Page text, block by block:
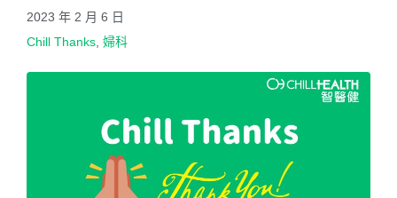
2023 年 2 月 6 日
Chill Thanks 婦科